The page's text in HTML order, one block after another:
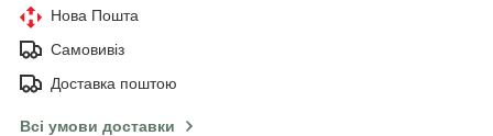
Нова Пошта
Самовивіз
Доставка поштою
Всі умови доставки